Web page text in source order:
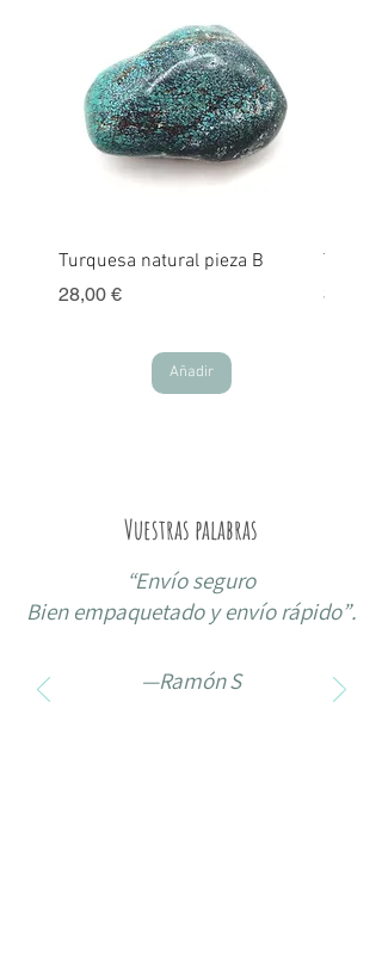
Turquesa natural pieza B
Precio
28,00 €
Añadir
Precio
30,00 €
Vuestras palabras
“Envío seguro
Bien empaquetado y envío rápido”.
—Ramón S